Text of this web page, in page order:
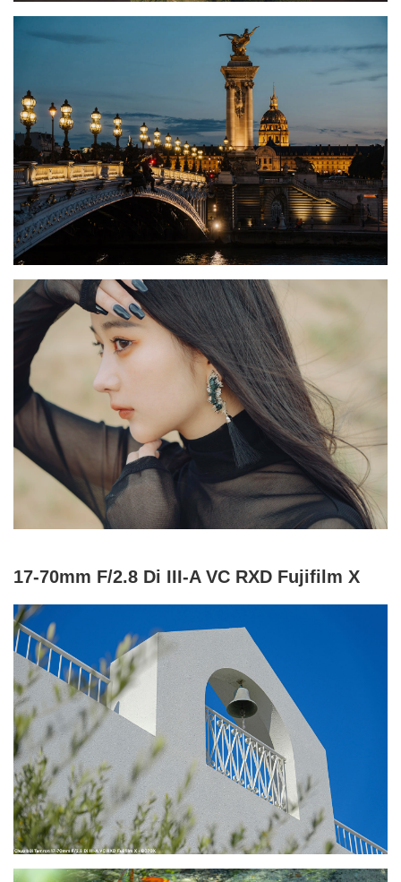
17-70mm F/2.8 Di III-A VC RXD Fujifilm X